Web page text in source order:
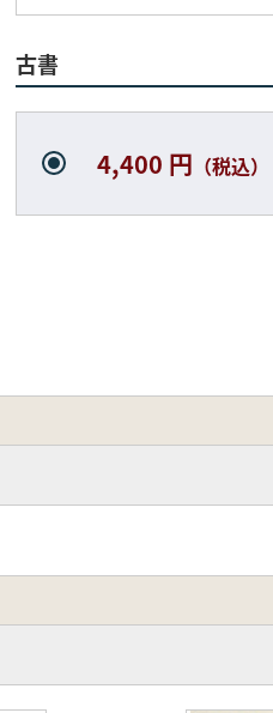
古書
4,400 円 （税込）